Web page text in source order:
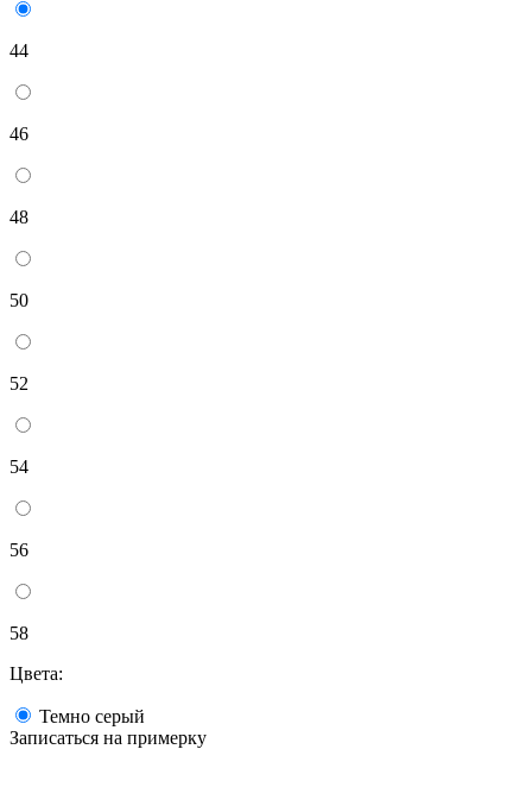
44
46
48
50
52
54
56
58
Цвета:
Темно серый
Записаться на примерку